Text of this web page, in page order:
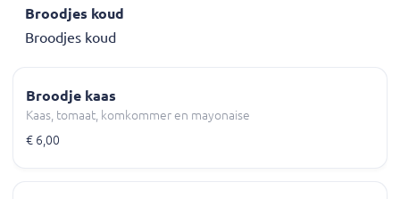
Broodjes koud
Broodjes koud
Broodje kaas
Kaas, tomaat, komkommer en mayonaise
€ 6,00